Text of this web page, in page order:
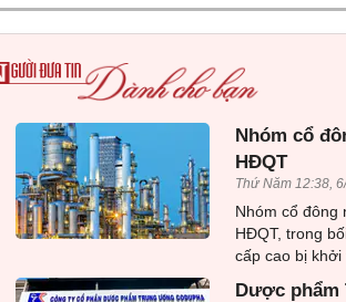
Nhóm cổ
HĐQT
Thứ Năm 12:38,
Nhóm cổ đông
HĐQT, trong
cấp cao bị khởi
Dược phẩm